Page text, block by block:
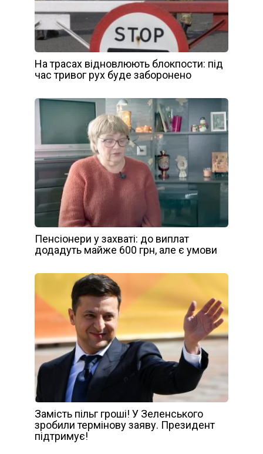
На трасах відновлюють блокпости: під
час тривог рух буде заборонено
Пенсіонери у захваті: до виплат
додадуть майже 600 грн, але є умови
Замість пільг гроші! У Зеленського
зробили термінову заяву. Президент
підтримує!